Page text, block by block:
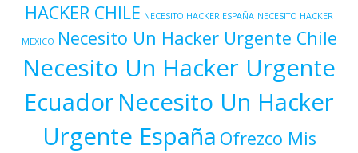
HACKER CHILE NECESITO HACKER ESPAÑA NECESITO HACKER
MEXICO Necesito Un Hacker Urgente Chile
Necesito Un Hacker Urgente
Ecuador Necesito Un Hacker
Urgente España Ofrezco Mis